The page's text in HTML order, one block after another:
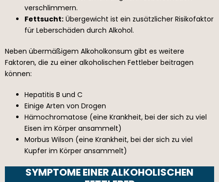
verschlimmern.
Fettsucht: Übergewicht ist ein zusätzlicher Risikofaktor
für Leberschäden durch Alkohol.
Neben übermäßigem Alkoholkonsum gibt es weitere
Faktoren, die zu einer alkoholischen Fettleber beitragen
können:
Hepatitis B und C
Einige Arten von Drogen
Hämochromatose (eine Krankheit, bei der sich zu viel
Eisen im Körper ansammelt)
Morbus Wilson (eine Krankheit, bei der sich zu viel
Kupfer im Körper ansammelt)
SYMPTOME EINER ALKOHOLISCHEN